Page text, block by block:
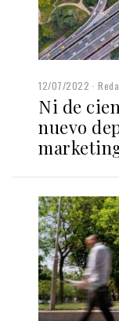
12/07/2022
Ni de
nuevo